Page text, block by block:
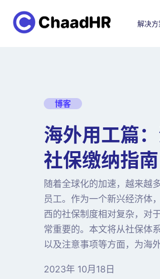
解决方
博客
海外用工篇
社保缴纳指南
随着全球化的加速，越来越
员工。作为一个新兴经济体
西的社保制度相对复杂，对
常重要的。本文将从社保体
以及注意事项等方面，为海
2023年 10月18日